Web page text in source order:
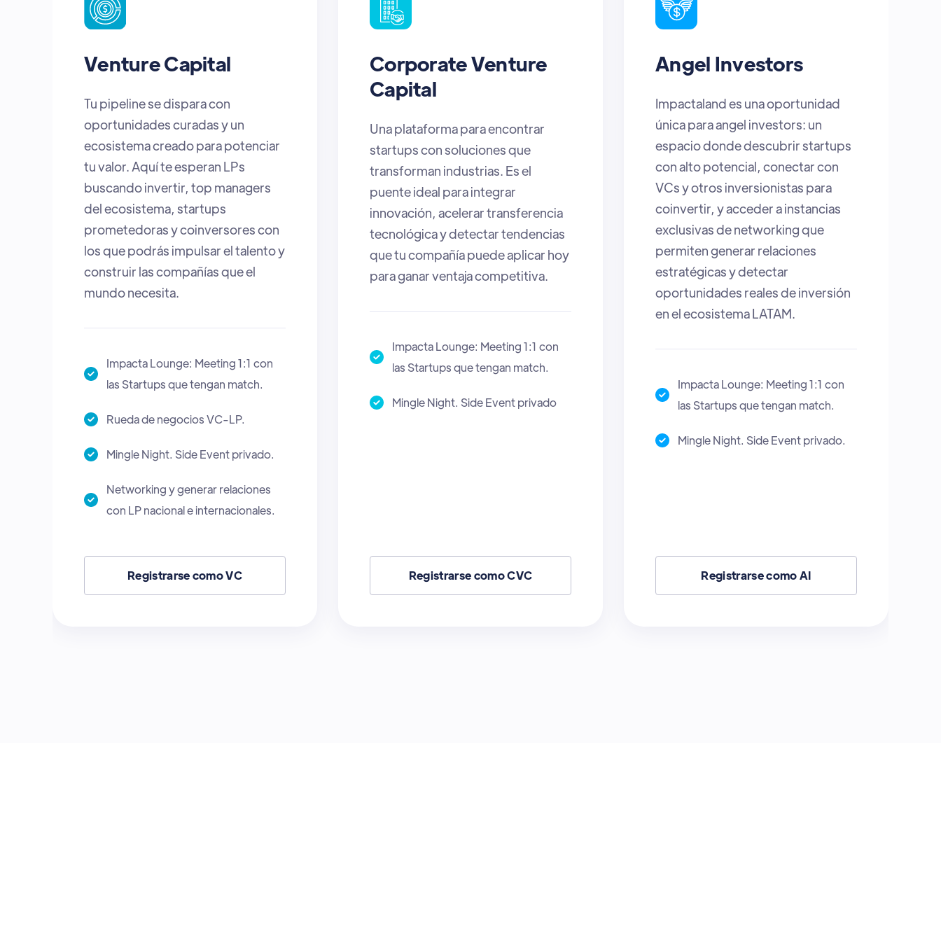
Corporate Venture
Una plataforma para encontrar
startups con soluciones que
transforman industrias. Es el
puente ideal para integrar
innovación, acelerar transferencia
tecnológica y detectar tendencias
que tu compañía puede aplicar hoy
para ganar ventaja competitiva.
las Startups que tengan match.
Registrarse como CVC
Angel Investors
Impactaland es una oportunidad
única para angel investors: un
espacio donde descubrir startups
con alto potencial, conectar con
VCs y otros inversionistas para
coinvertir, y acceder a instancias
exclusivas de networking que
permiten generar relaciones
estratégicas y detectar
en el ecosistema LATAM.
las Startups que tengan match.
Registrarse como AI
Startups
Estar en el lugar correcto, en el
momento indicado. Aquí
encuentras inversionistas abiertos
a escuchar, espacios para visibilizar
tu talento y la posibilidad real de
convertir tu proyecto en la próxima
gran historia de crecimiento de
Latam.
Impacta Matchmaker: Herramienta
Espacio para dar y recibir Talleres y
Registrarse como Startup